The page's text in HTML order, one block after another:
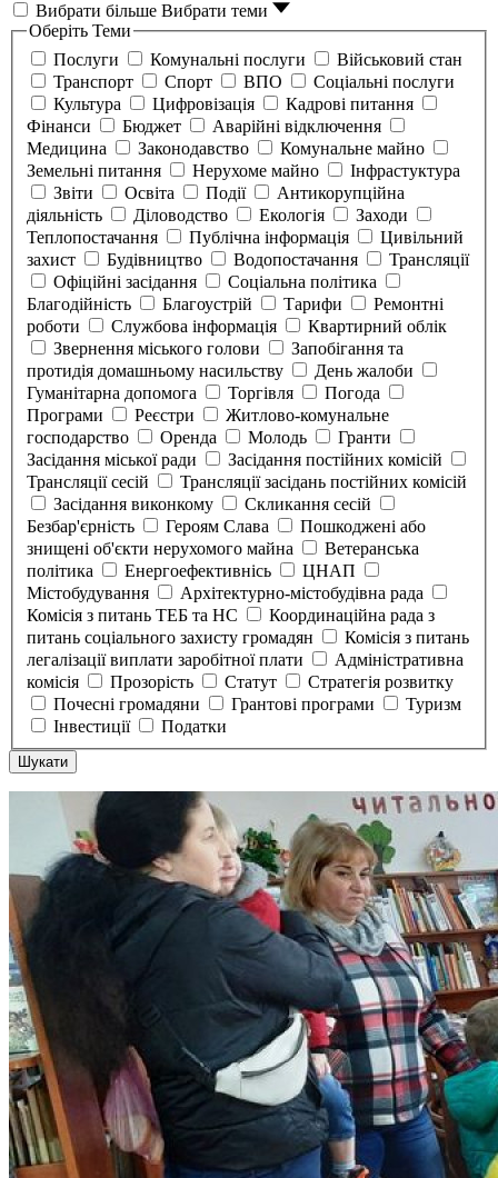
Вибрати більше Вибрати теми
Оберіть Теми
Послуги
Комунальні послуги
Військовий стан
Транспорт
Спорт ВПО
Соціальні послуги
Культура
Цифровізація
Кадрові питання
Фінанси
Бюджет
Аварійні відключення
Медицина
Законодавство
Комунальне майно
Земельні питання
Нерухоме майно
Інфрастуктура
Звіти
Освіта Події
Антикорупційна
діяльність
Діловодство Екологія
Заходи
Теплопостачання
Публічна інформація
Цивільний
захист
Будівництво Водопостачання
Трансляції
Офіційні засідання
Соціальна політика
Благодійність
Благоустрій Тарифи
Ремонтні
роботи
Службова інформація
Квартирний облік
Звернення міського голови
Запобігання та
протидія домашньому насильству
День жалоби
Гуманітарна допомога
Торгівля
Погода
Програми
Реєстри
Житлово-комунальне
господарство
Оренда Молодь
Гранти
Засідання міської ради
Засідання постійних комісій
Трансляції сесій
Трансляції засідань постійних комісій
Засідання виконкому
Скликання сесій
Безбар'єрність
Героям Слава
Пошкоджені або
знищені об'єкти нерухомого майна
Ветеранська
політика
Енергоефективнісь
ЦНАП
Містобудування
Архітектурно-містобудівна рада
Комісія з питань ТЕБ та НС
Координаційна рада з
питань соціального захисту громадян
Комісія з питань
легалізації виплати заробітної плати
Адміністративна
комісія
Прозорість Статут
Стратегія розвитку
Почесні громадяни
Грантові програми
Туризм
Інвестиції
Податки
Шукати